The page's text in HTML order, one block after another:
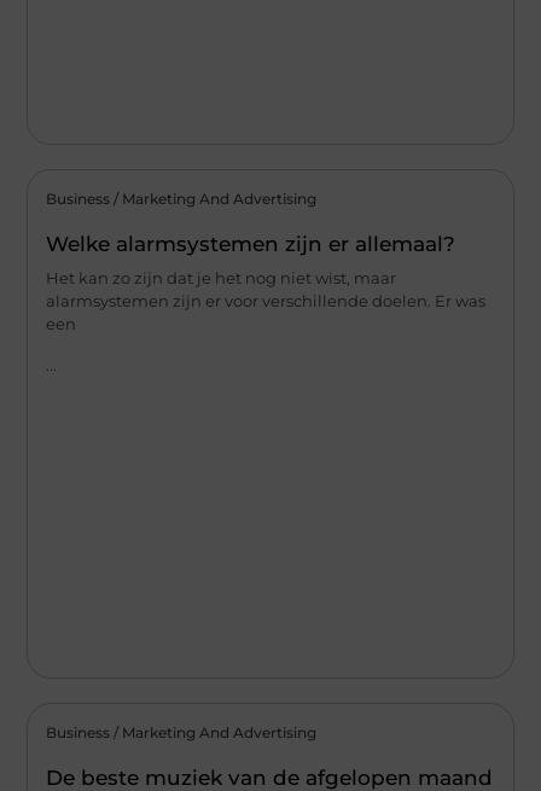
Business / Marketing And Advertising
Welke alarmsystemen zijn er allemaal?
Het kan zo zijn dat je het nog niet wist, maar
alarmsystemen zijn er voor verschillende doelen. Er was
een
Business / Marketing And Advertising
De beste muziek van de afgelopen maand